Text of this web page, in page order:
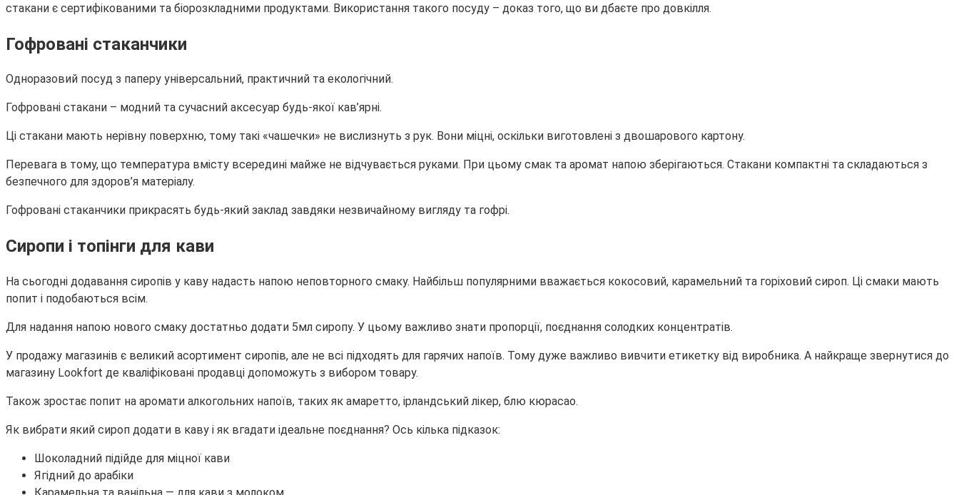
стакани є сертифікованими та біорозкладними продуктами. Використання такого посуду – доказ того, що ви дбаєте про довкілля.
Гофровані стаканчики
Одноразовий посуд з паперу універсальний, практичний та екологічний.
Гофровані стакани – модний та сучасний аксесуар будь-якої кав’ярні.
Ці стакани мають нерівну поверхню, тому такі «чашечки» не вислизнуть з рук. Вони міцні, оскільки виготовлені з двошарового картону.
Перевага в тому, що температура вмісту всередині майже не відчувається руками. При цьому смак та аромат напою зберігаються. Стакани компактні та складаються з
безпечного для здоров’я матеріалу.
Гофровані стаканчики прикрасять будь-який заклад завдяки незвичайному вигляду та гофрі.
Сиропи і топінги для кави
На сьогодні додавання сиропів у каву надасть напою неповторного смаку. Найбільш популярними вважається кокосовий, карамельний та горіховий сироп. Ці смаки мають
попит і подобаються всім.
Для надання напою нового смаку достатньо додати 5мл сиропу. У цьому важливо знати пропорції, поєднання солодких концентратів.
У продажу магазинів є великий асортимент сиропів, але не всі підходять для гарячих напоїв. Тому дуже важливо вивчити етикетку від виробника. А найкраще звернутися до
магазину Lookfort де кваліфіковані продавці допоможуть з вибором товару.
Також зростає попит на аромати алкогольних напоїв, таких як амаретто, ірландський лікер, блю кюрасао.
Як вибрати який сироп додати в каву і як вгадати ідеальне поєднання? Ось кілька підказок:
Шоколадний підійде для міцної кави
Ягідний до арабіки